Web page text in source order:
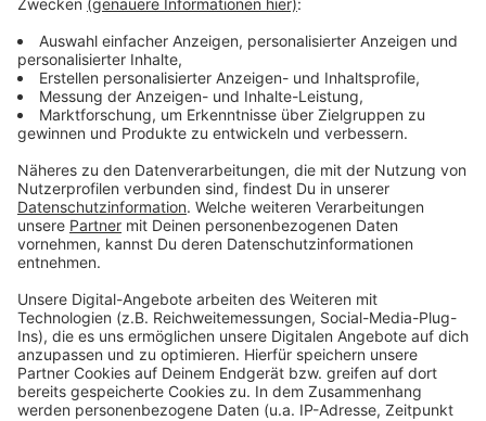
60%) einstellen.
Ein Betrieb in Freudenberg sucht einen
Energieelektroniker (m/w/d) Anlagentechnik
die Verkabelung von Schaltschränken, Montage
und Inbetriebnahme.
Auskunft zu den Angeboten gibt die Agentur für
Arbeit in Siegen, telefonisch montags bis freitags
von 8-18 Uhr, unter 0800 4 5555 20 (Dieser Anruf
Anzeige